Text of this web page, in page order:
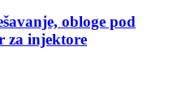
obloge pod
za injektore